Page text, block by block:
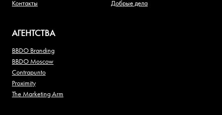
Контакты
Добрые дела
АГЕНТСТВА
BBDO Branding
BBDO Moscow
Contrapunto
Proximity
The Marketing Arm